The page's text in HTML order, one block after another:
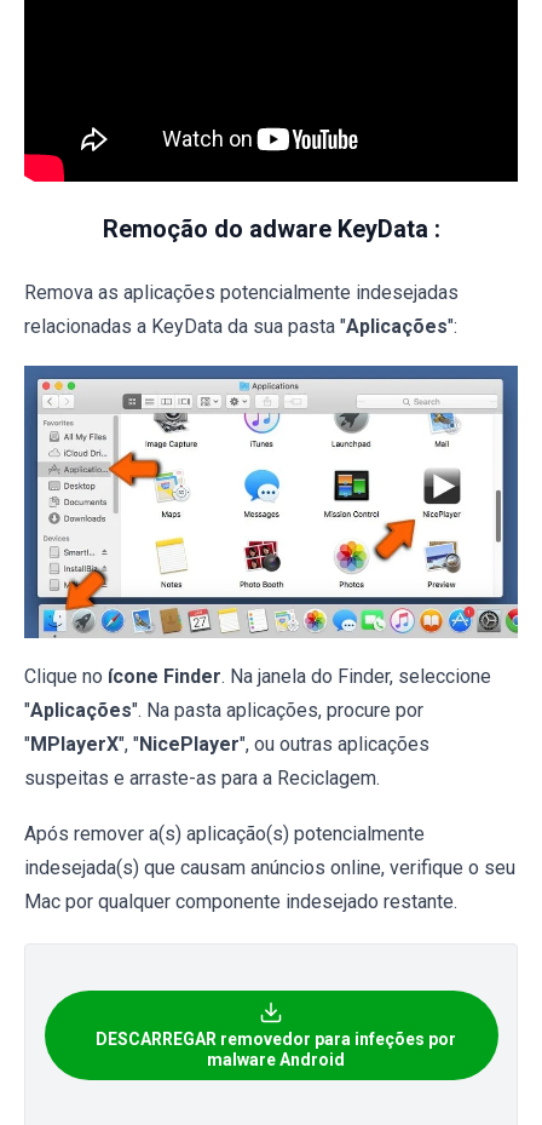
Remoção do adware KeyData :
Remova as aplicações potencialmente indesejadas
relacionadas a KeyData da sua pasta "Aplicações":
Clique no ícone Finder. Na janela do Finder, seleccione
"Aplicações". Na pasta aplicações, procure por
"MPlayerX", "NicePlayer", ou outras aplicações
suspeitas e arraste-as para a Reciclagem.
Após remover a(s) aplicação(s) potencialmente
indesejada(s) que causam anúncios online, verifique o seu
Mac por qualquer componente indesejado restante.
DESCARREGAR removedor para infeções por
malware Android